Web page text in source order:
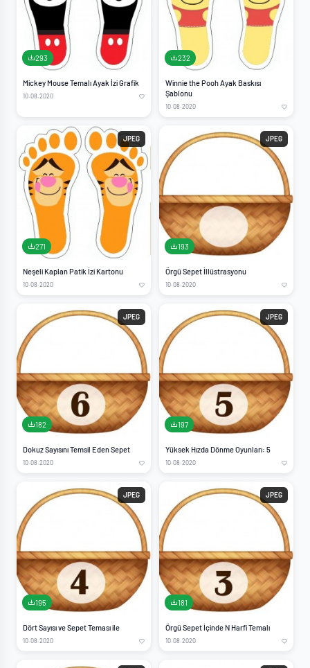
293
Mickey Mouse Temalı Ayak İzi Grafik
10.08.2020
232
Winnie the Pooh Ayak Baskısı
Şablonu
10.08.2020
JPEG
271
Neşeli Kaplan Patik İzi Kartonu
10.08.2020
JPEG
193
Örgü Sepet İllüstrasyonu
10.08.2020
JPEG
182
Dokuz Sayısını Temsil Eden Sepet
10.08.2020
JPEG
197
Yüksek Hızda Dönme Oyunları: 5
10.08.2020
JPEG
195
Dört Sayısı ve Sepet Teması ile
10.08.2020
JPEG
181
Örgü Sepet İçinde N Harfi Temalı
10.08.2020